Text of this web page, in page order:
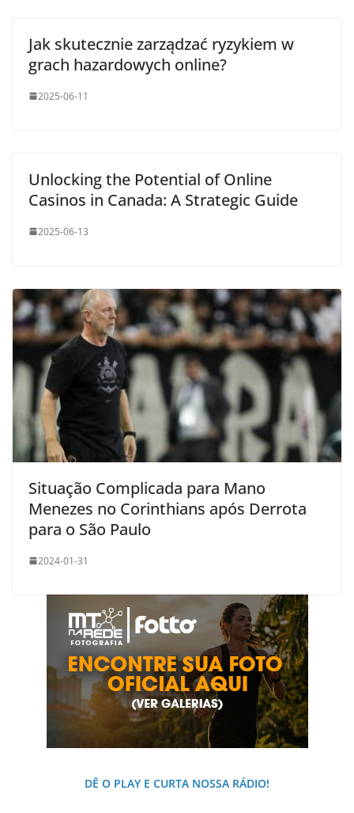
Jak skutecznie zarządzać ryzykiem w
grach hazardowych online?
2025-06-11
Unlocking the Potential of Online
Casinos in Canada: A Strategic Guide
2025-06-13
Situação Complicada para Mano
Menezes no Corinthians após Derrota
para o São Paulo
2024-01-31
DÊ O PLAY E CURTA NOSSA RÁDIO!